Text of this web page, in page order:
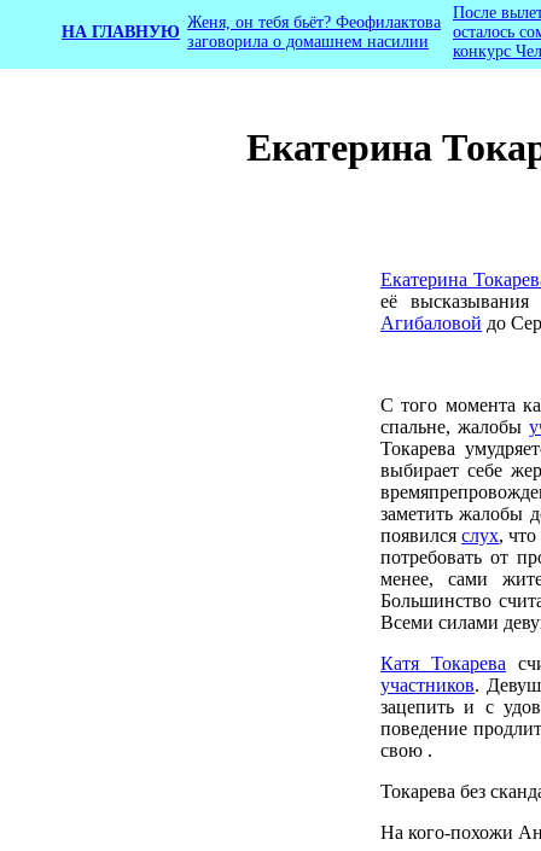
Екатерина
НА ГЛАВНУЮ
Женя, он тебя бьёт? Феофилактова
заговорила о домашнем насилии
После
осталось
конкурс
Екатерина
её
Агибаловой до
С того момента
спальне, жалобы
Токарева
выбирает себе
заметить жалобы
появилсяслух,
потребовать от
менее, сами
Большинство
Всеми силами
Катя Токарева
участников.
зацепить и с
поведение
свою .
Токарева без
На кого-похожи